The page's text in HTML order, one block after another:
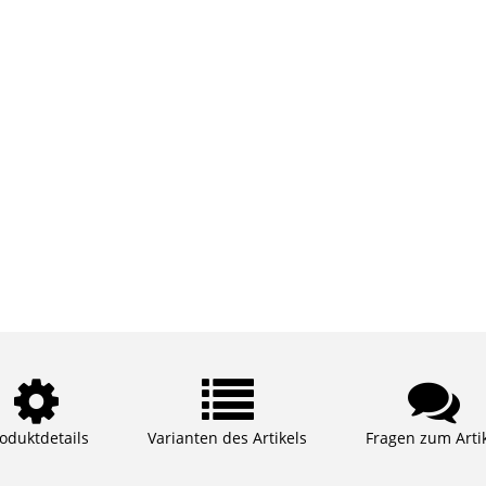
Varianten des Artikels Fragen zum